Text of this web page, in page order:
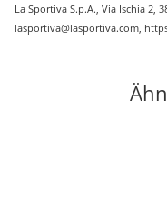
La Sportiva S.p.A., Via Ischia 2,
lasportiva@lasportiva.com,